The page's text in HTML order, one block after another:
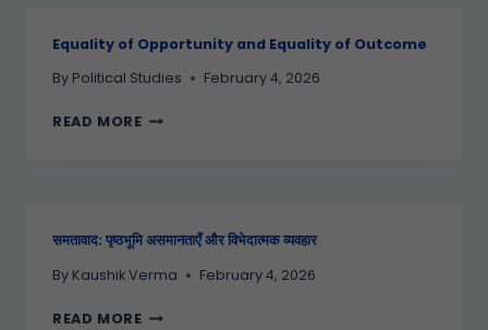
Equality of Opportunity and Equality of Outcome
By Political Studies February 4, 2026
READ MORE
समतावाद: पृष्ठभूमि असमानताएँ और विभेदात्मक व्यवहार
By Kaushik Verma February 4, 2026
READ MORE